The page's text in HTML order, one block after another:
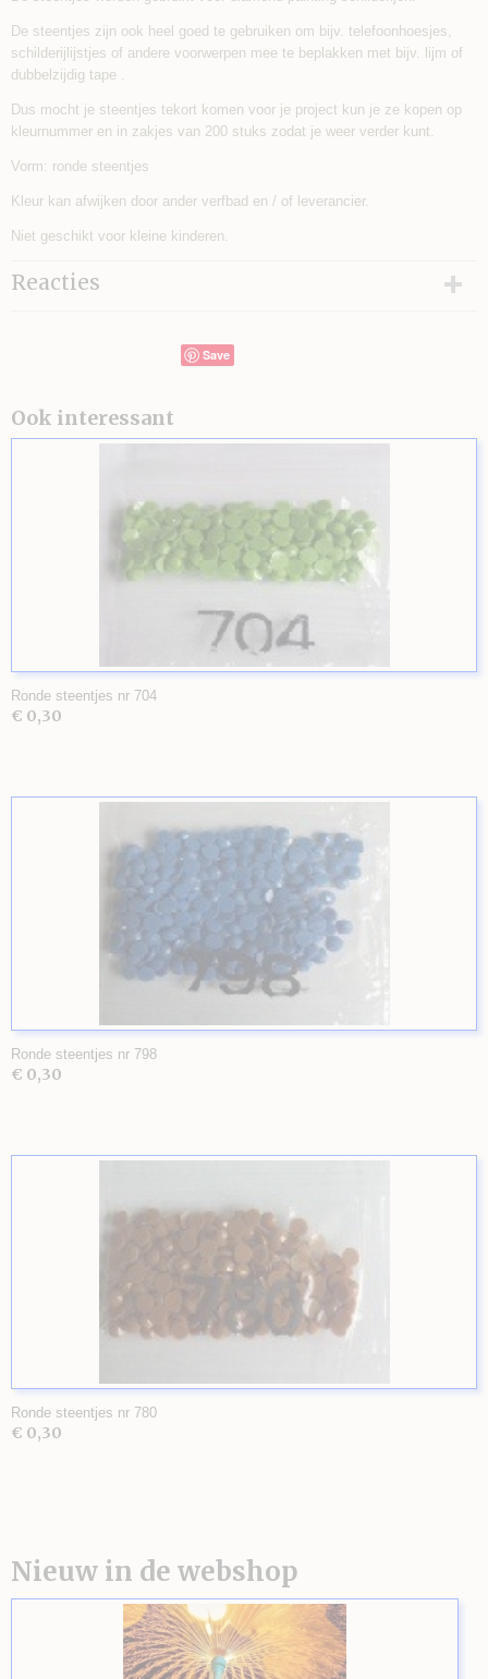
De steentjes zijn ook heel goed te gebruiken om bijv. telefoonhoesjes,
schilderijlijstjes of andere voorwerpen mee te beplakken met bijv. lijm of
dubbelzijdig tape .
Dus mocht je steentjes tekort komen voor je project kun je ze kopen op
kleurnummer en in zakjes van 200 stuks zodat je weer verder kunt.
Vorm: ronde steentjes
Kleur kan afwijken door ander verfbad en / of leverancier.
Niet geschikt voor kleine kinderen.
Reacties
Save
Ook interessant
Ronde steentjes nr 704
€ 0,30
Ronde steentjes nr 798
€ 0,30
Ronde steentjes nr 780
€ 0,30
Nieuw in de webshop